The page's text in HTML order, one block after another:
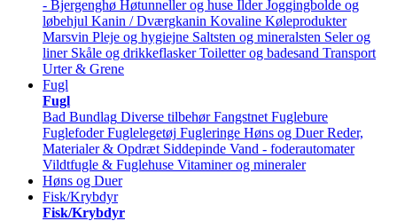
- Bjergenghø Høtunneller og huse Ilder Joggingbolde og
løbehjul Kanin / Dværgkanin Kovaline Køleprodukter
Marsvin Pleje og hygiejne Saltsten og mineralsten Seler og
liner Skåle og drikkeflasker Toiletter og badesand Transport
Urter & Grene
Fugl
Fugl
Bad Bundlag Diverse tilbehør Fangstnet Fuglebure
Fuglefoder Fuglelegetøj Fugleringe Høns og Duer Reder,
Materialer & Opdræt Siddepinde Vand - foderautomater
Vildtfugle & Fuglehuse Vitaminer og mineraler
Høns og Duer
Fisk/Krybdyr
Fisk/Krybdyr